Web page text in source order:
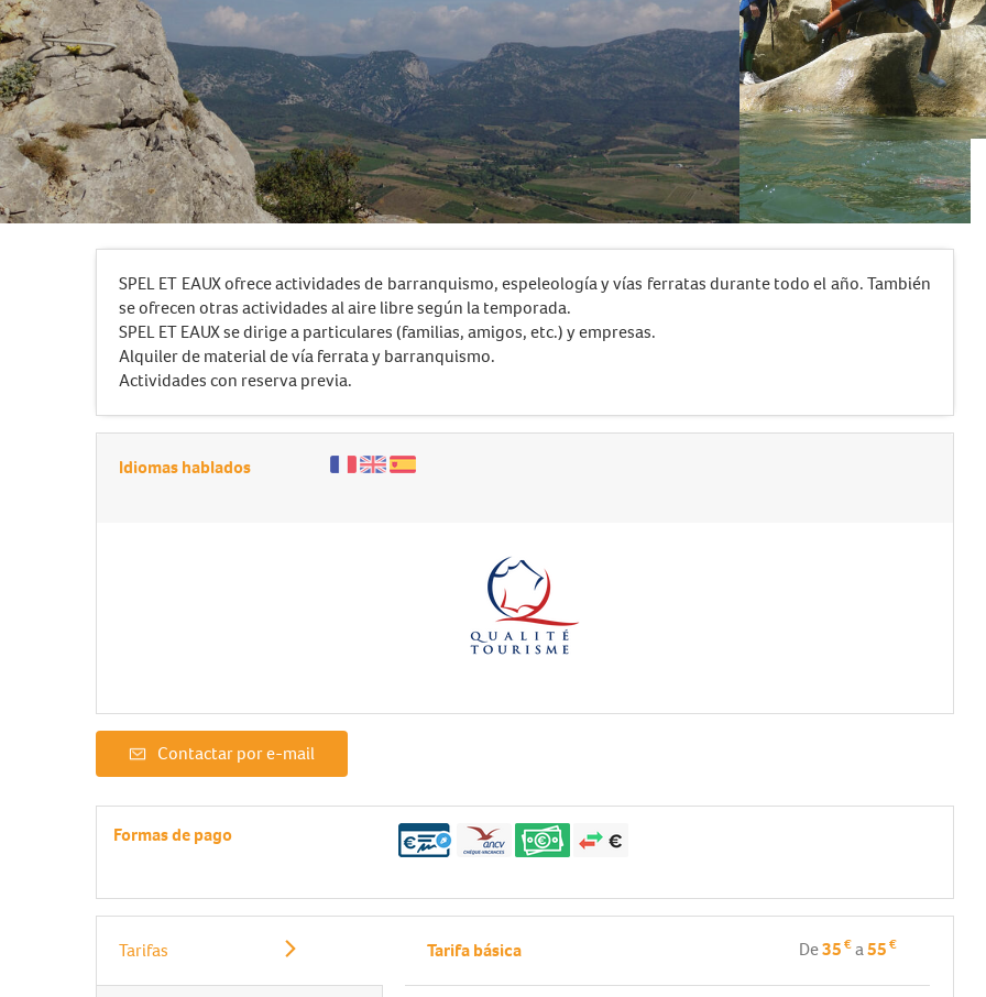
SPEL ET EAUX ofrece actividades de barranquismo, espeleología y vías ferratas durante todo el año. También
se ofrecen otras actividades al aire libre según la temporada.
SPEL ET EAUX se dirige a particulares (familias, amigos, etc.) y empresas.
Alquiler de material de vía ferrata y barranquismo.
Actividades con reserva previa.
Idiomas hablados
Contactar por e-mail
Formas de pago
Tarifas Tarifa básica De35€a55€